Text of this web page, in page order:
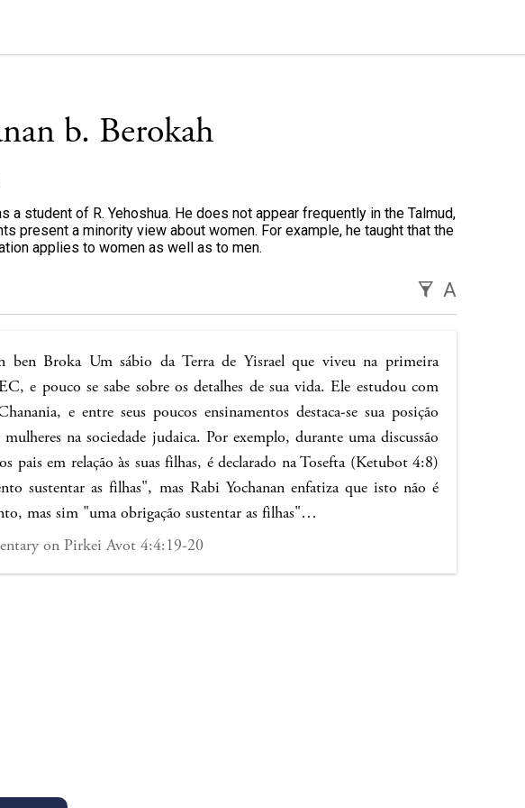
b. Berokah
a student of R. Yehoshua. He does not appear frequently in the Talmud,
present a minority view about women. For example, he taught that the
applies to women as well as to men.
A
ben Broka Um sábio da Terra de Yisrael que viveu na primeira
e pouco se sabe sobre os detalhes de sua vida. Ele estudou com
e entre seus poucos ensinamentos destaca-se sua posição
na sociedade judaica. Por exemplo, durante uma discussão
pais em relação às suas filhas, é declarado na Tosefta (Ketubot 4:8)
sustentar as filhas", mas Rabi Yochanan enfatiza que isto não é
mas sim "uma obrigação sustentar as filhas"…
on Pirkei Avot 4:4:19-20